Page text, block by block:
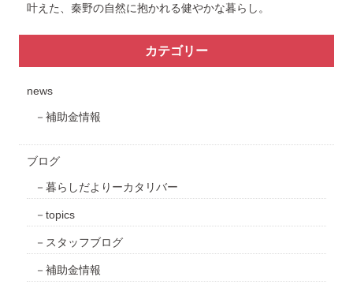
叶えた、秦野の自然に抱かれる健やかな暮らし。
カテゴリー
news
補助金情報
ブログ
暮らしだよりーカタリバー
topics
スタッフブログ
補助金情報